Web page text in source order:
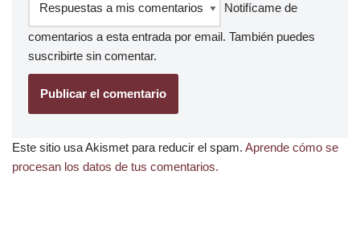
Notifícame de
comentarios a esta entrada por email. También puedes
suscribirte sin comentar.
Este sitio usa Akismet para reducir el spam. Aprende cómo se
procesan los datos de tus comentarios.